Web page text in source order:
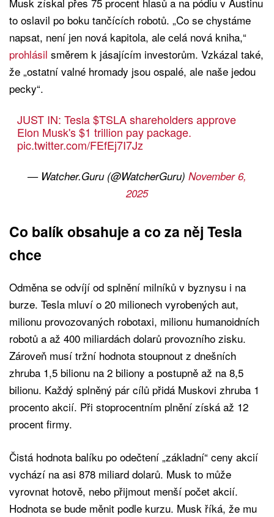
to oslavil po boku tančících robotů. „Co se chystáme
napsat, není jen nová kapitola, ale celá nová kniha,“
prohlásil směrem k jásajícím investorům. Vzkázal také,
že „ostatní valné hromady jsou ospalé, ale naše jedou
pecky“.
JUST IN: Tesla$TSLAshareholders approve
Elon Musk's $1 trillion pay package.
pic.twitter.com/FEfEj7I7Jz
— Watcher.Guru (@WatcherGuru) November 6,
2025
Co balík obsahuje a co za něj Tesla
chce
Odměna se odvíjí od splnění milníků v byznysu i na
burze. Tesla mluví o 20 milionech vyrobených aut,
milionu provozovaných robotaxi, milionu humanoidních
robotů a až 400 miliardách dolarů provozního zisku.
Zároveň musí tržní hodnota stoupnout z dnešních
zhruba 1,5 bilionu na 2 biliony a postupně až na 8,5
bilionu. Každý splněný pár cílů přidá Muskovi zhruba 1
procento akcií. Při stoprocentním plnění získá až 12
procent firmy.
Čistá hodnota balíku po odečtení „základní“ ceny akcií
vychází na asi 878 miliard dolarů. Musk to může
vyrovnat hotově, nebo přijmout menší počet akcií.
Hodnota se bude měnit podle kurzu. Musk říká, že mu